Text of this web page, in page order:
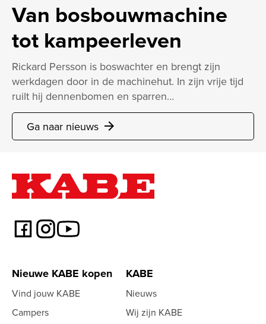
Van bosbouwmachine
tot kampeerleven
Rickard Persson is boswachter en brengt zijn
werkdagen door in de machinehut. In zijn vrije tijd
ruilt hij dennenbomen en sparren…
Ga naar nieuws arrow_forward
Nieuwe KABE kopen
Vind jouw KABE
Campers
KABE
Nieuws
Wij zijn KABE